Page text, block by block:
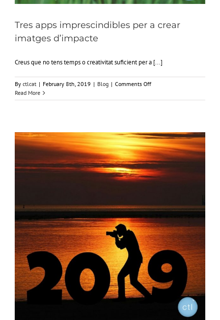
Tres apps imprescindibles per a crear
imatges d’impacte
Creus que no tens temps o creativitat suficient per a [...]
By ctlcat | February 8th, 2019 | Blog | Comments Offon
apps
crear
imatges
d’impacte
Read More